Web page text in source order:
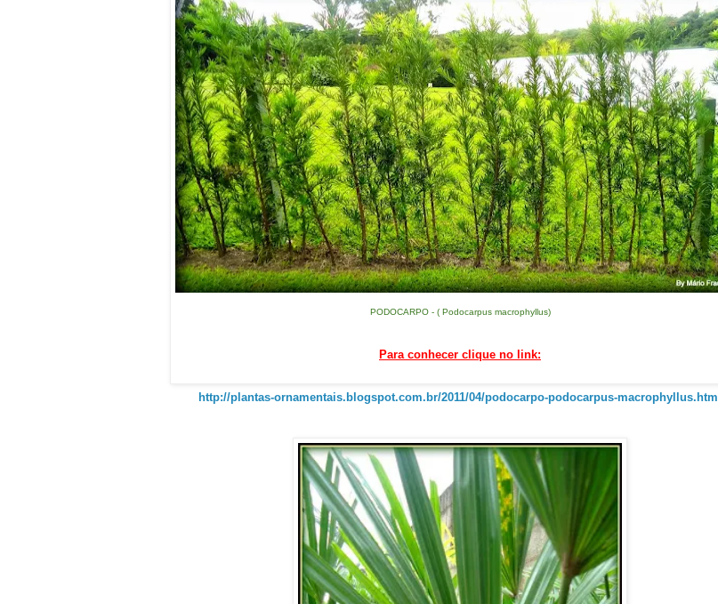
PODOCARPO - ( Podocarpus macrophyllus)
Para conhecer clique no link:
http://plantas-ornamentais.blogspot.com.br/2011/04/podocarpo-podocarpus-macrophyllus.html